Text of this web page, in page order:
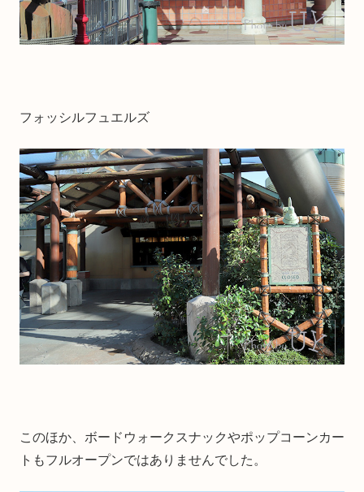
フォッシルフュエルズ
このほか、ボードウォークスナックやポップコーンカー
トもフルオープンではありませんでした。